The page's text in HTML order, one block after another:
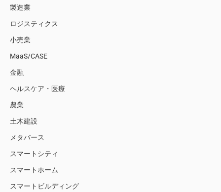
製造業
ロジスティクス
小売業
MaaS/CASE
金融
ヘルスケア・医療
農業
土木建設
メタバース
スマートシティ
スマートホーム
スマートビルディング